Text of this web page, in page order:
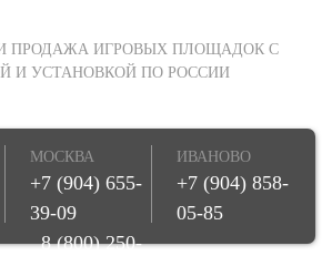
ПРОДАЖА ИГРОВЫХ ПЛОЩАДОК С
И УСТАНОВКОЙ ПО РОССИИ
МОСКВА
+7 (904) 655-
39-09
8 (800) 250-
ИВАНОВО
+7 (904) 858-
05-85